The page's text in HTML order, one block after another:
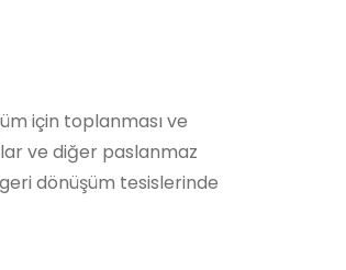
için toplanması ve
ve diğer paslanmaz
dönüşüm tesislerinde